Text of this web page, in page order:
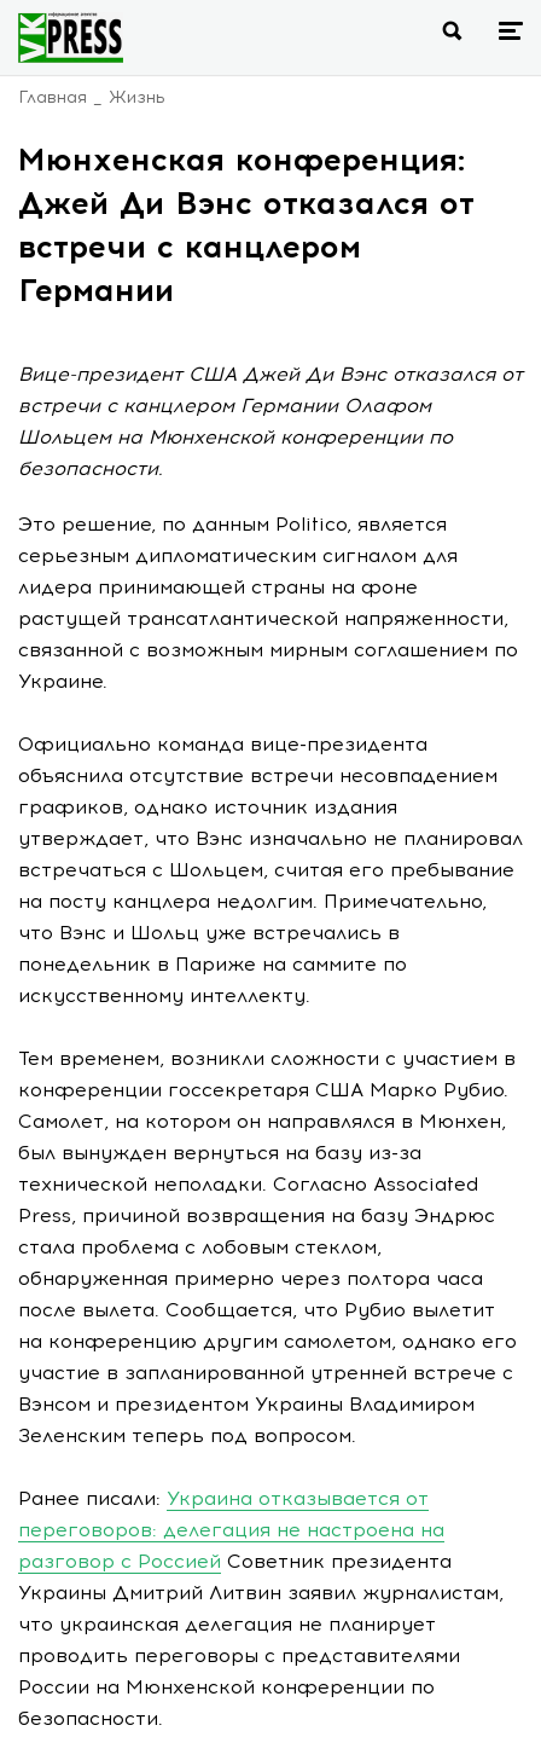
Главная Жизнь
Мюнхенская конференция:
Джей Ди Вэнс отказался от
встречи с канцлером
Германии
Вице-президент США Джей Ди Вэнс отказался от
встречи с канцлером Германии Олафом
Шольцем на Мюнхенской конференции по
безопасности.
Это решение, по данным Politico, является
серьезным дипломатическим сигналом для
лидера принимающей страны на фоне
растущей трансатлантической напряженности,
связанной с возможным мирным соглашением по
Украине.
Официально команда вице-президента
объяснила отсутствие встречи несовпадением
графиков, однако источник издания
утверждает, что Вэнс изначально не планировал
встречаться с Шольцем, считая его пребывание
на посту канцлера недолгим. Примечательно,
что Вэнс и Шольц уже встречались в
понедельник в Париже на саммите по
искусственному интеллекту.
Тем временем, возникли сложности с участием в
конференции госсекретаря США Марко Рубио.
Самолет, на котором он направлялся в Мюнхен,
был вынужден вернуться на базу из-за
технической неполадки. Согласно Associated
Press, причиной возвращения на базу Эндрюс
стала проблема с лобовым стеклом,
обнаруженная примерно через полтора часа
после вылета. Сообщается, что Рубио вылетит
на конференцию другим самолетом, однако его
участие в запланированной утренней встрече с
Вэнсом и президентом Украины Владимиром
Зеленским теперь под вопросом.
Ранее писали: Украина отказывается от
переговоров: делегация не настроена на
разговор с Россией Советник президента
Украины Дмитрий Литвин заявил журналистам,
что украинская делегация не планирует
проводить переговоры с представителями
России на Мюнхенской конференции по
безопасности.